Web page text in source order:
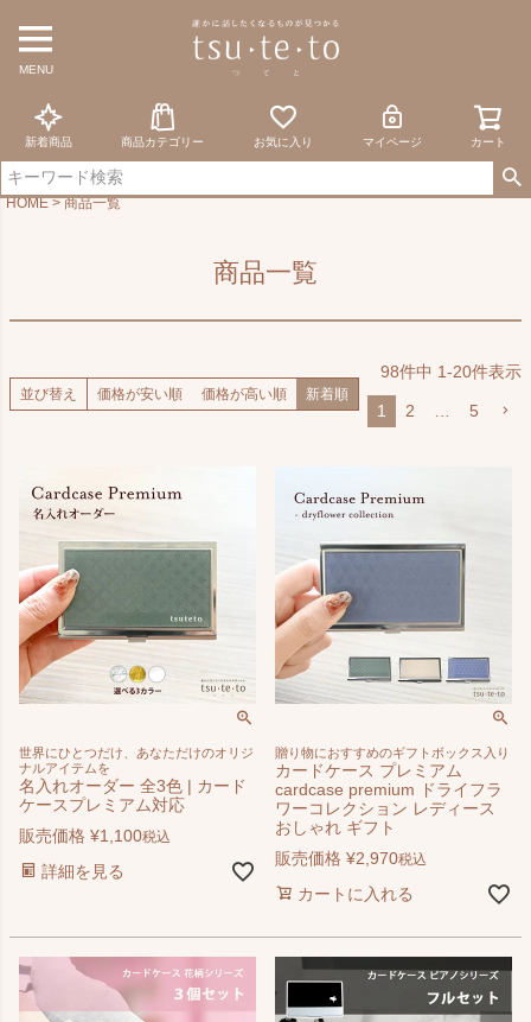
MENU
新着商品 商品カテゴリー お気に入り マイページ カート
HOME 商品一覧
商品一覧
並び替え 価格が安い順 価格が高い順 新着順
98件中 1-20件表示
1 2 5
世界にひとつだけ、あなただけのオリジ
ナルアイテムを
名入れオーダー 全3色 | カード
ケースプレミアム対応
販売価格 ¥1,100税込
詳細を見る
贈り物におすすめのギフトボックス入り
カードケース プレミアム
cardcase premium ドライフラ
ワーコレクション レディース
おしゃれ ギフト
販売価格 ¥2,970税込
カートに入れる